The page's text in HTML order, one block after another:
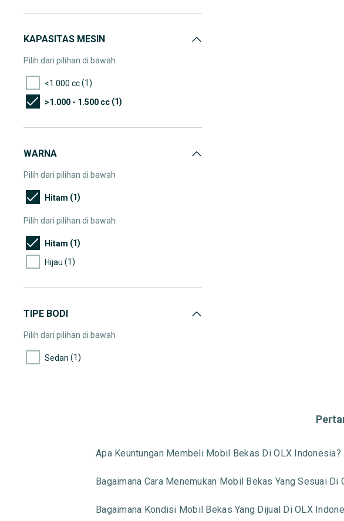
KAPASITAS MESIN
Pilih dari pilihan di bawah
<1.000 cc(1)
>1.000 - 1.500 cc (1)
WARNA
Pilih dari pilihan di bawah
Hitam (1)
Pilih dari pilihan di bawah
Hitam (1)
Hijau (1)
TIPE BODI
Pilih dari pilihan di bawah
Sedan (1)
Apa Keuntungan Membeli Mobil Bekas Di OLX Indonesia?
Bagaimana Cara Menemukan Mobil Bekas Yang Sesuai Di
Bagaimana Kondisi Mobil Bekas Yang Dijual Di OLX